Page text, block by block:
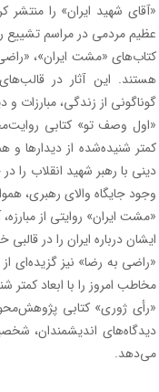
«آقای شهید ایران» را منتشر
عظیم مردمی در مراسم تشییع
کتاب‌های «مشت ایران»،
هستند. این آثار در
گوناگونی از زندگی، مبارزات
کمتر شنیده‌شده از دیدارها
دینی با رهبر شهید‌ انقلاب
وجود جایگاه والای رهبری،
«مشت ایران» روایتی از
ایشان درباره ایران را در
«راضی به رضا» نیز گزیده‌ای
مخاطب امروز را با ابعاد کمتر
«رأی ژوری» کتابی
دیدگاه‌های اندیشمندان،
می‌دهد.